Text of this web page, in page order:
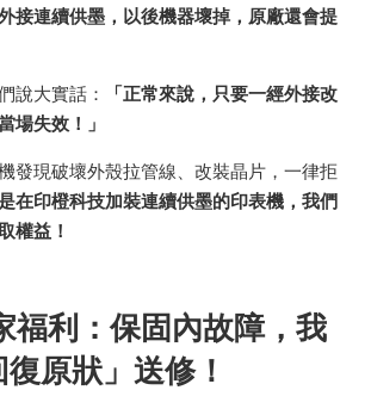
接連續供墨，以後機器壞掉，原廠還會提
說大實話：
「正常來說，只要一經外接改
場失效！」
發現破壞外殼拉管線、改裝晶片，一律拒
在印橙科技加裝連續供墨的印表機，我們
權益！
福利：保固內故障，我
原狀」送修！